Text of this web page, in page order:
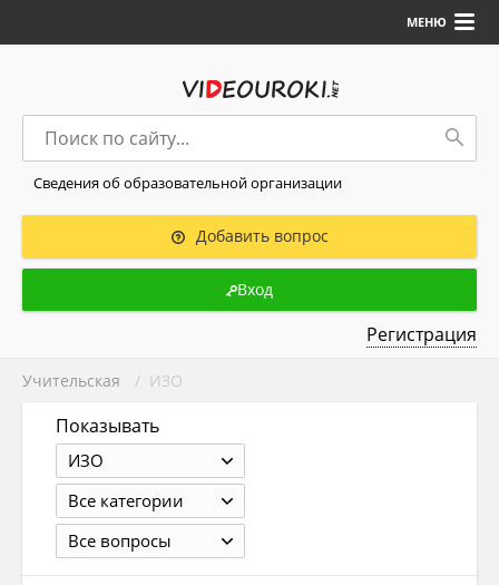
МЕНЮ
Сведения об образовательной организации
Добавить вопрос
Вход
Регистрация
Учительская / ИЗО
Показывать
ИЗО
Все категории
Все вопросы